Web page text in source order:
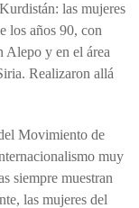
las mujeres
los años 90, con
Alepo y en el área
Realizaron allá
Movimiento de
muy
siempre muestran
las mujeres del